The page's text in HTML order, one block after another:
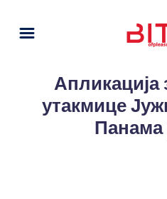
Апликација
утакмице